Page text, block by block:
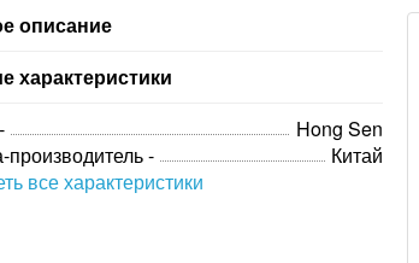
описание
характеристики
Hong Sen
производитель -
Китай
все характеристики